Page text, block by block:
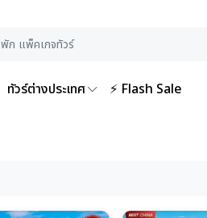
ทัวร์ต่างประเทศ ⚡ Flash Sale